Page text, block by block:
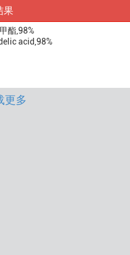
果
酯,98%
acid,98%
更多